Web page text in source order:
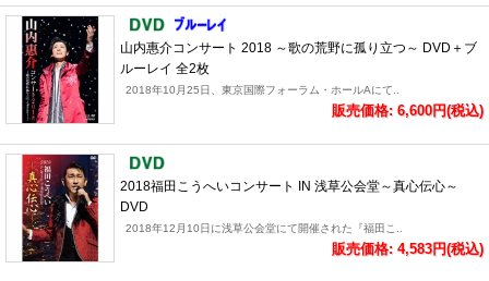
山内惠介コンサート 2018 ～歌の荒野に孤り立つ～ DVD＋ブ
ルーレイ 全2枚
2018年10月25日、東京国際フォーラム・ホールAにて..
販売価格: 6,600円(税込)
2018福田こうへいコンサート IN 浅草公会堂～真心伝心～
DVD
2018年12月10日に浅草公会堂にて開催された『福田こ..
販売価格: 4,583円(税込)